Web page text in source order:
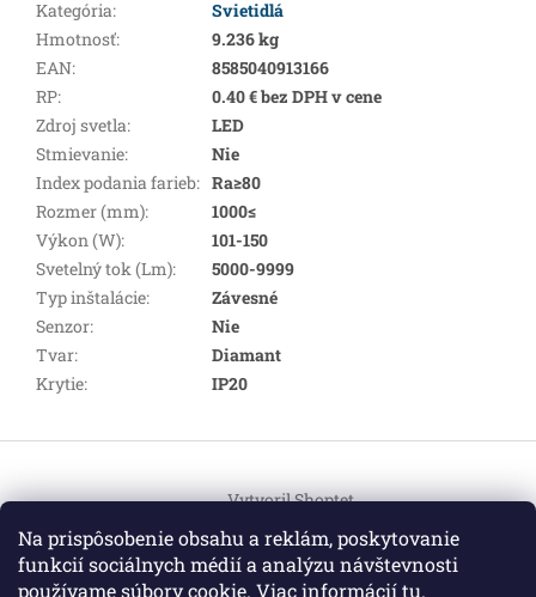
Na prispôsobenie obsahu a reklám, poskytovanie
funkcií sociálnych médií a analýzu návštevnosti
používame súbory cookie. Viac informáciítu.
Kategória:
Svietidlá
Hmotnosť:
9.236 kg
EAN:
8585040913166
RP:
0.40 € bez DPH v cene
Zdroj svetla:
LED
Stmievanie:
Nie
Index podania farieb: Ra≥80
Rozmer (mm):
1000≤
Výkon (W):
101-150
Svetelný tok (Lm):
5000-9999
Typ inštalácie:
Závesné
Senzor:
Nie
Tvar:
Diamant
Krytie: IP20
p
Vytvoril Shoptet
Copyright 2026HEMI Elektro. Všetky práva vyhradené.